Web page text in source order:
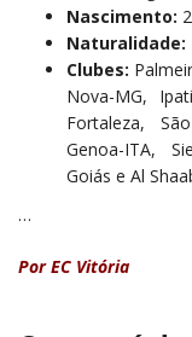
Nascimento:
Naturalidade:
Clubes:
Nova-MG,
Fortaleza,
Genoa-ITA,
Goiás e Al
…
Por EC Vitória